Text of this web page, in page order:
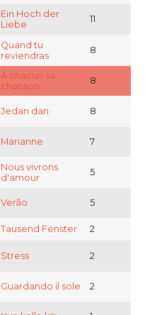
Ein Hoch der
Liebe
11
Quand tu
reviendras
8
À chacun sa
chanson
8
Jedan dan 8
Marianne 7
Nous vivrons
d'amour
5
Verão 5
Tausend Fenster 2
Stress 2
Guardando il sole 2